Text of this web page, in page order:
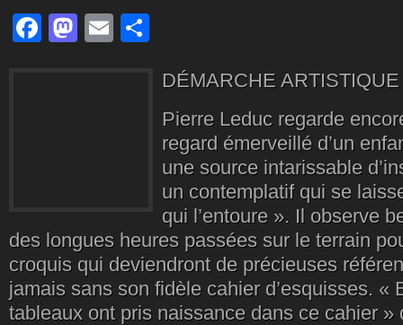
Facebook
Mastodon
Email
DÉMARCHE ARTISTIQUE
Pierre Leduc regarde
regard émerveillé d’un
une source intarissable
un contemplatif qui se
qui l’entoure ». Il observe
des longues heures passées sur le terrain
croquis qui deviendront de précieuses
jamais sans son fidèle cahier d’esquisses. «
tableaux ont pris naissance dans ce cahier »